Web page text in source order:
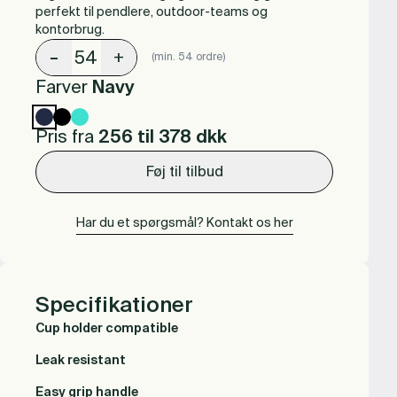
perfekt til pendlere, outdoor-teams og
kontorbrug.
- + (min. 54 ordre)
Farver Navy
Pris fra 256 til 378 dkk
Føj til tilbud
Har du et spørgsmål? Kontakt os her
Specifikationer
Cup holder compatible
Leak resistant
Easy grip handle